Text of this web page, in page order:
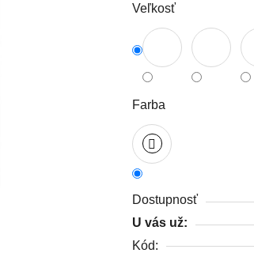
je
5,0
z
hviezdičiek.
Veľkosť
Farba
Dostupnosť
U vás už:
Kód: